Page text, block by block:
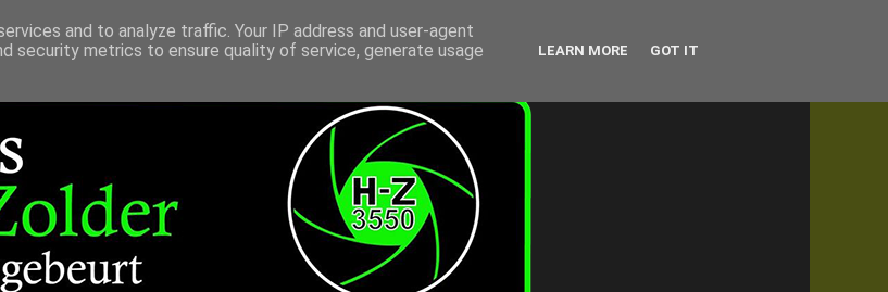
and to analyze traffic. Your IP address and user-agent
security metrics to ensure quality of service, generate usage
LEARN MORE GOT IT